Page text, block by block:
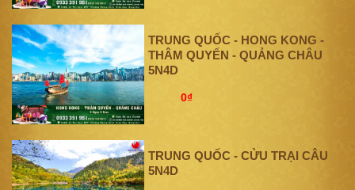
TRUNG QUỐC - HONG KONG -
THÂM QUYẾN - QUẢNG CHÂU
5N4D
0₫
TRUNG QUỐC - CỬU TRẠI CÂU
5N4D